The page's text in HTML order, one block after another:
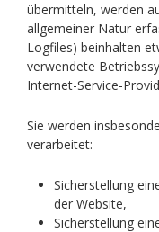
übermitteln, werden
allgemeiner Natur
Logfiles) beinhalten
verwendete
Internet-Service-
Sie werden
verarbeitet:
Sicherstellung
der Website,
Sicherstellung